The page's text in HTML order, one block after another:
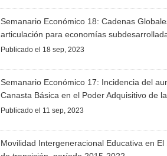
Semanario Económico 18: Cadenas
articulación para economías
Publicado el 18 sep, 2023
Semanario Económico 17: Incidencia del
Canasta Básica en el Poder Adquisitivo de
Publicado el 11 sep, 2023
Movilidad Intergeneracional Educativa en